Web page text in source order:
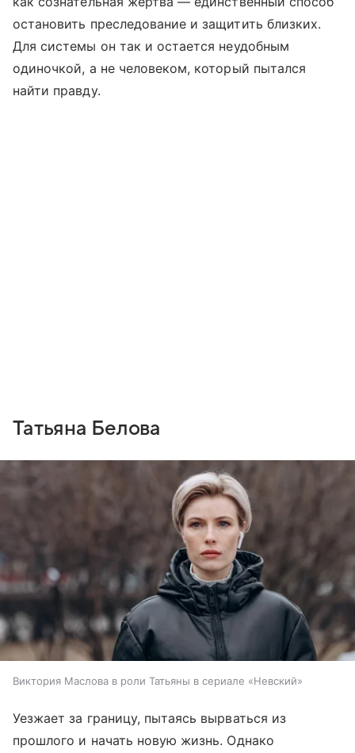
остановить преследование и защитить близких.
Для системы он так и остается неудобным
одиночкой, а не человеком, который пытался
найти правду.
Татьяна Белова
Виктория Маслова в роли Татьяны в сериале «Невский»
Уезжает за границу, пытаясь вырваться из
прошлого и начать новую жизнь. Однако